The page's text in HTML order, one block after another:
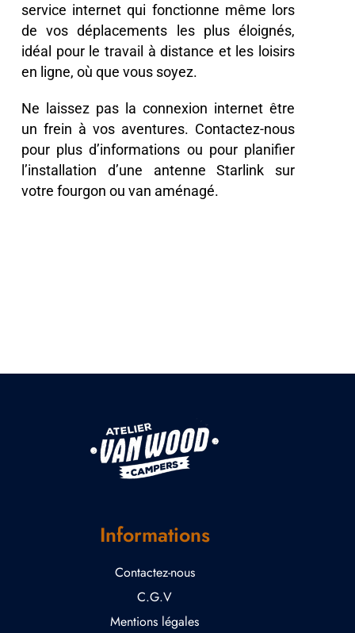
service internet qui fonctionne même lors
de vos déplacements les plus éloignés,
idéal pour le travail à distance et les loisirs
en ligne, où que vous soyez.
Ne laissez pas la connexion internet être
un frein à vos aventures. Contactez-nous
pour plus d’informations ou pour planifier
l’installation d’une antenne Starlink sur
votre fourgon ou van aménagé.
Informations
Contactez-nous
C.G.V
Mentions légales